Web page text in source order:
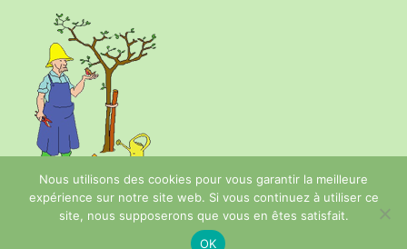
© 2026 Les Croqueurs de Pommes
Nous utilisons des cookies pour vous garantir la meilleure
expérience sur notre site web. Si vous continuez à utiliser ce
site, nous supposerons que vous en êtes satisfait.
OK